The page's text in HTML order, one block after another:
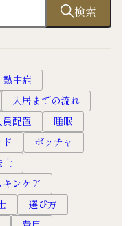
検索
熱中症
入居までの流れ
員配置
睡眠
ボッチャ
士
キンケア
選び方